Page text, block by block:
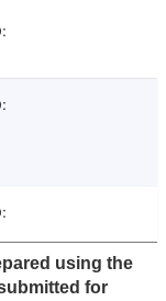
using the
for